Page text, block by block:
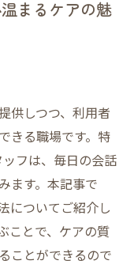
まるケアの魅
供しつつ、利用者
きる職場です。特
フは、毎日の会話
ます。本記事で
についてご紹介し
ことで、ケアの質
ことができるので